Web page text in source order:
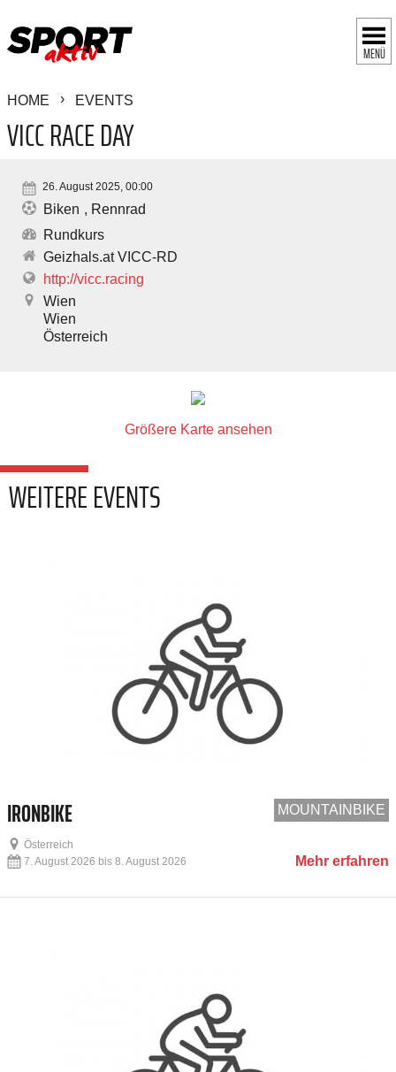
MENÜ
HOME EVENTS
VICC RACE DAY
26. August 2025, 00:00
Biken
Rennrad
Rundkurs
Geizhals.at VICC-RD
http://vicc.racing
Wien
Wien
Österreich
Größere Karte ansehen
WEITERE EVENTS
MOUNTAINBIKE
IRONBIKE
Österreich
Mehr erfahren
7. August 2026 bis 8. August 2026